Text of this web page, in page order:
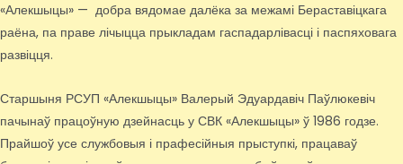
«Алекшыцы» — добра вядомае далёка за межамі Бераставіцкага
раёна, па праве лічыцца прыкладам гаспадарлівасці і паспяховага
развіцця.
Старшыня РСУП «Алекшыцы» Валерый Эдуардавіч Паўлюкевіч
пачынаў працоўную дзейнасць у СВК «Алекшыцы» ў 1986 годзе.
Прайшоў усе службовыя і прафесійныя прыступкі, працаваў